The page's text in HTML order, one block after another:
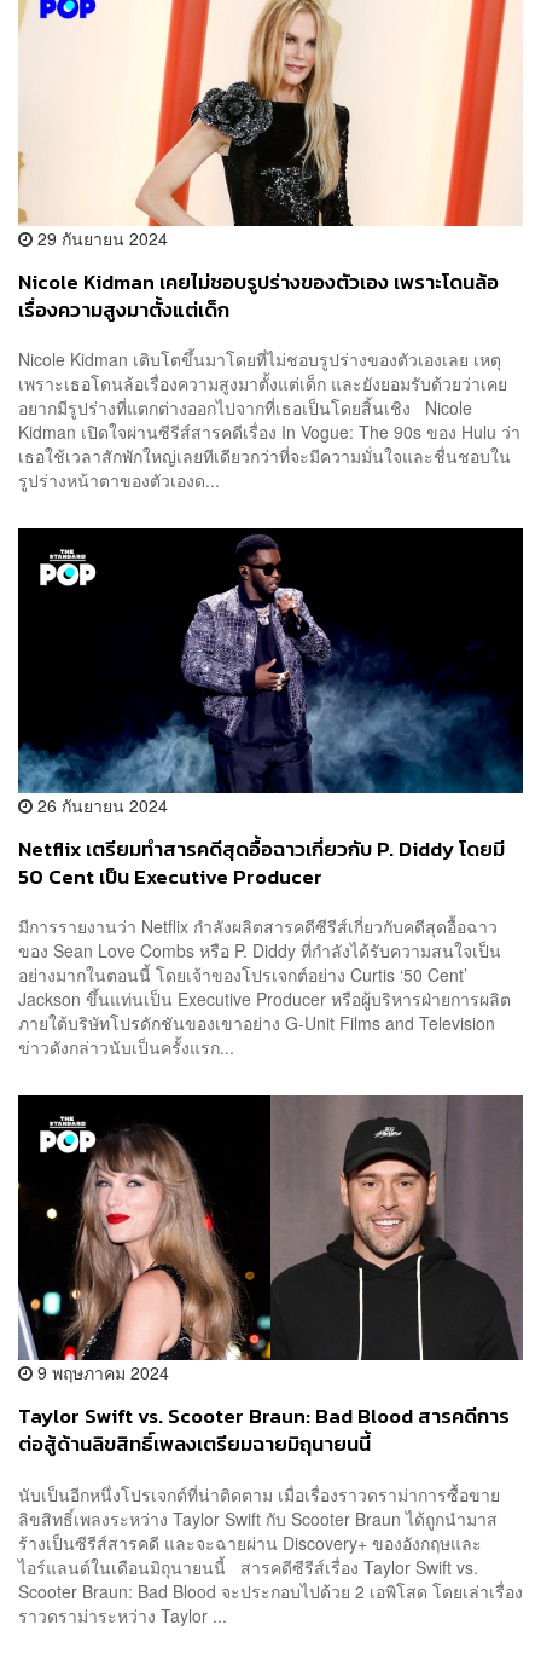
29 กันยายน 2024
Nicole Kidman เคยไม่ชอบรูปร่างของตัวเอง เพราะโดนล้อ
เรื่องความสูงมาตั้งแต่เด็ก
Nicole Kidman เติบโตขึ้นมาโดยที่ไม่ชอบรูปร่างของตัวเองเลย เหตุ
เพราะเธอโดนล้อเรื่องความสูงมาตั้งแต่เด็ก และยังยอมรับด้วยว่าเคย
อยากมีรูปร่างที่แตกต่างออกไปจากที่เธอเป็นโดยสิ้นเชิง Nicole
Kidman เปิดใจผ่านซีรีส์สารคดีเรื่อง In Vogue: The 90s ของ Hulu ว่า
เธอใช้เวลาสักพักใหญ่เลยทีเดียวกว่าที่จะมีความมั่นใจและชื่นชอบใน
รูปร่างหน้าตาของตัวเองด...
26 กันยายน 2024
Netflix เตรียมทำสารคดีสุดอื้อฉาวเกี่ยวกับ P. Diddy โดยมี
50 Cent เป็น Executive Producer
มีการรายงานว่า Netflix กำลังผลิตสารคดีซีรีส์เกี่ยวกับคดีสุดอื้อฉาว
ของ Sean Love Combs หรือ P. Diddy ที่กำลังได้รับความสนใจเป็น
อย่างมากในตอนนี้ โดยเจ้าของโปรเจกต์อย่าง Curtis ‘50 Cent’
Jackson ขึ้นแท่นเป็น Executive Producer หรือผู้บริหารฝ่ายการผลิต
ภายใต้บริษัทโปรดักชันของเขาอย่าง G-Unit Films and Television
ข่าวดังกล่าวนับเป็นครั้งแรก...
9 พฤษภาคม 2024
Taylor Swift vs. Scooter Braun: Bad Blood สารคดีการ
ต่อสู้ด้านลิขสิทธิ์เพลงเตรียมฉายมิถุนายนนี้
นับเป็นอีกหนึ่งโปรเจกต์ที่น่าติดตาม เมื่อเรื่องราวดราม่าการซื้อขาย
ลิขสิทธิ์เพลงระหว่าง Taylor Swift กับ Scooter Braun ได้ถูกนำมาส
ร้างเป็นซีรีส์สารคดี และจะฉายผ่าน Discovery+ ของอังกฤษและ
ไอร์แลนด์ในเดือนมิถุนายนนี้ สารคดีซีรีส์เรื่อง Taylor Swift vs.
Scooter Braun: Bad Blood จะประกอบไปด้วย 2 เอพิโสด โดยเล่าเรื่อง
ราวดราม่าระหว่าง Taylor ...